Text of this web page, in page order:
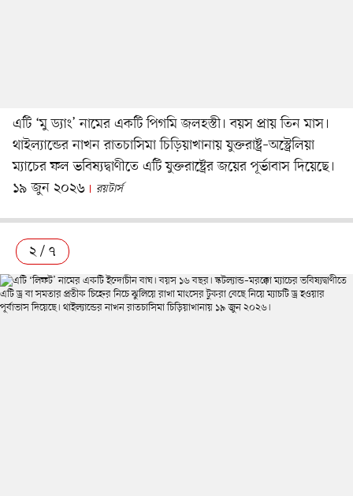
এটি ‘মু ড্যাং’ নামের একটি পিগমি জলহস্তী। বয়স প্রায় তিন মাস।
থাইল্যান্ডের নাখন রাতচাসিমা চিড়িয়াখানায় যুক্তরাষ্ট্র–অস্ট্রেলিয়া
ম্যাচের ফল ভবিষ্যদ্বাণীতে এটি যুক্তরাষ্ট্রের জয়ের পূর্ভাবাস দিয়েছে।
১৯ জুন ২০২৬
রয়টার্স
২ / ৭